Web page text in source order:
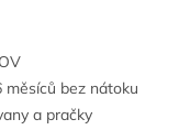
měsíců bez nátoku
a pračky